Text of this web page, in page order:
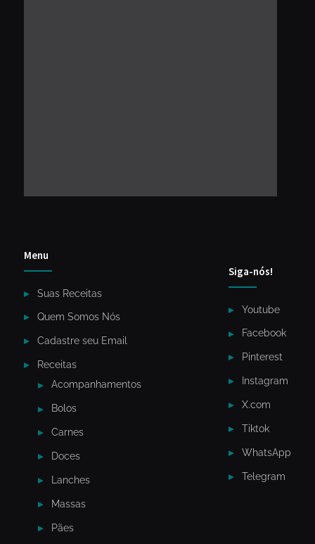
Menu
Suas Receitas
Quem Somos Nós
Cadastre seu Email
Receitas
Acompanhamentos
Bolos
Carnes
Doces
Lanches
Massas
Pães
Siga-nós!
Youtube
Facebook
Pinterest
Instagram
X.com
Tiktok
WhatsApp
Telegram